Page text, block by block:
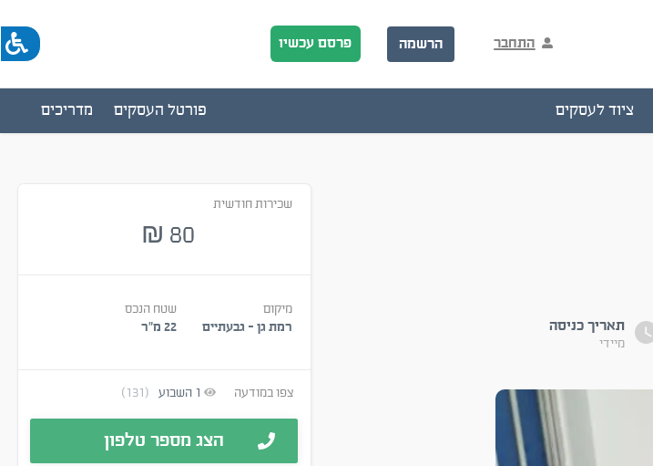
התחבר הרשמה פרסם עכשיו
ציוד לעסקים מדריכים פורטל העסקים
תאריך כניסה
מיידי
שכירות חודשית
80
₪
מיקום
רמת גן - גבעתיים
שטח הנכס
22 מ״ר
צפו במודעה 1 השבוע (131)
הצג מספר טלפון